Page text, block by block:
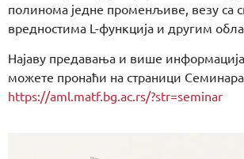
полинома једне променљиве, везу са
вредностима L-функција и другим
Најаву предавања и више
можете пронаћи на страници
https://aml.matf.bg.ac.rs/?str=seminar